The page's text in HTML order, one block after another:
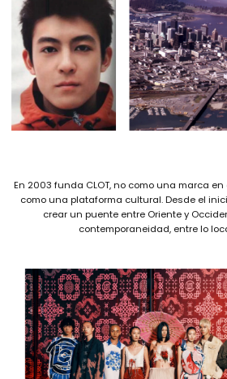
En 2003 funda CLOT, no como una marca
como una plataforma cultural. Desde el
crear un puente entre Oriente y
contemporaneidad, entre lo